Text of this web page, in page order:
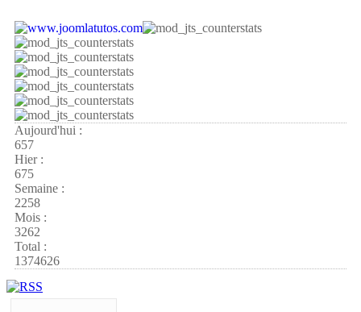
Aujourd'hui :
657
Hier :
675
Semaine :
2258
Mois :
3262
Total :
1374626